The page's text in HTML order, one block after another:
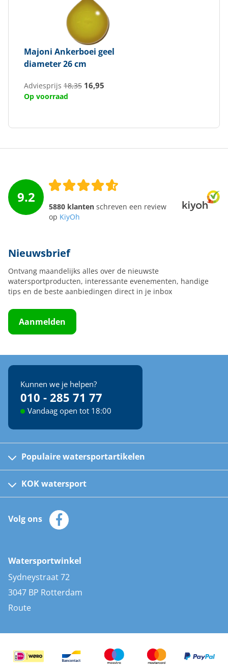
Majoni Ankerboei geel
diameter 26 cm
Adviesprijs 18,35 16,95
Op voorraad
9.2
5880 klanten schreven een review
op KiyOh
Nieuwsbrief
Ontvang maandelijks alles over de nieuwste
watersportproducten, interessante evenementen, handige
tips en de beste aanbiedingen direct in je inbox
Aanmelden
Kunnen we je helpen?
010 - 285 71 77
Vandaag open tot 18:00
Populaire watersportartikelen
Kinder reddingsvesten
Automatische reddingsvesten
Zeilkleding
Zonnepanelen
AIS transponders
Stootwillen en fenders
Bootkussens
Zwemtrappen
KOK watersport
Klantenservice
Merken
Volg ons
Watersportwinkel
Sydneystraat 72
3047 BP Rotterdam
Route